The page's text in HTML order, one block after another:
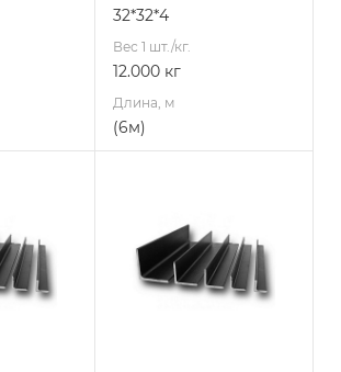
32*32*4
Вес 1 шт./кг.
12.000 кг
Длина, м
(6м)